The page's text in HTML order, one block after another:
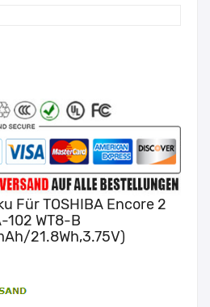
Für TOSHIBA Encore 2
102 WT8-B
21.8Wh,3.75V)